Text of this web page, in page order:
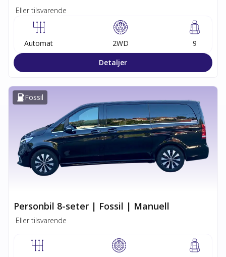
Eller tilsvarende
Automat 2WD
9
Detaljer
Fossil
Personbil 8-seter | Fossil | Manuell
Eller tilsvarende